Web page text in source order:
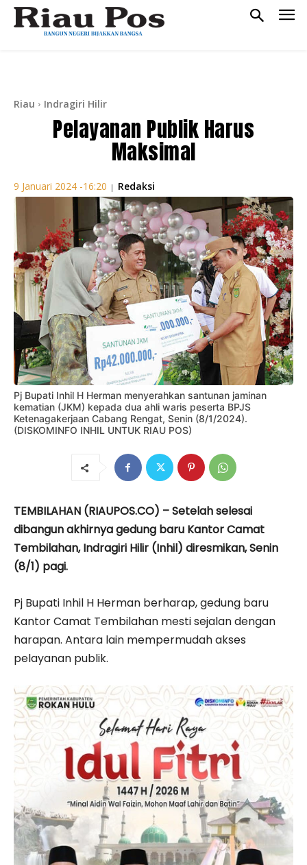
Riau Indragiri Hilir
Pelayanan Publik Harus
Maksimal
9 Januari 2024 -16:20 | Redaksi
Pj Bupati Inhil H Herman menyerahkan santunan jaminan
kematian (JKM) kepada dua ahli waris peserta BPJS
Ketenagakerjaan Cabang Rengat, Senin (8/1/2024).
(DISKOMINFO INHIL UNTUK RIAU POS)
TEMBILAHAN (RIAUPOS.CO) – Se­telah selesai
dibangun akhirnya gedung baru Kantor Camat
Tembilahan, Indragiri Hilir (Inhil) diresmikan, Senin
(8/1) pagi.
Pj Bupati Inhil H Herman berharap, gedung baru
Kantor Camat Tembilahan mesti sejalan dengan
harapan. Antara lain mempermudah akses
pelayanan publik.